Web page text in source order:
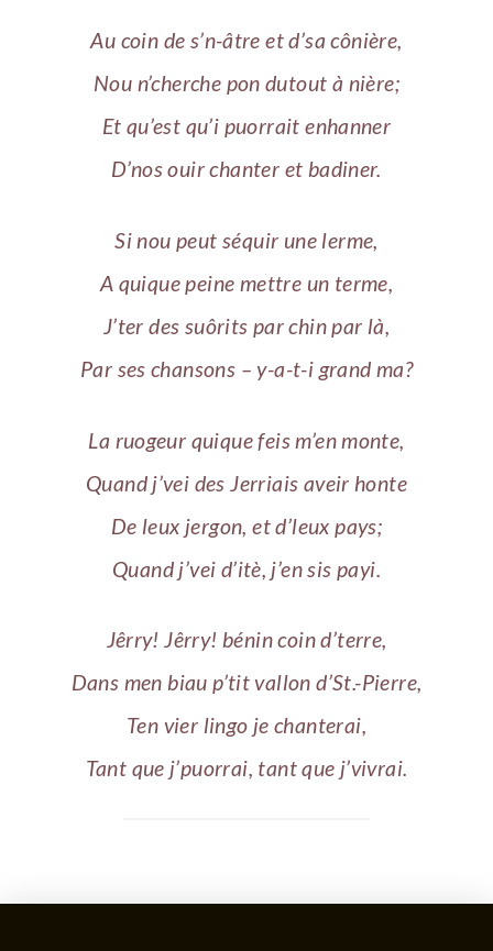
Au coin de s’n-âtre et d’sa cônière,
Nou n’cherche pon dutout à nière;
Et qu’est qu’i puorrait enhanner
D’nos ouir chanter et badiner.
Si nou peut séquir une lerme,
A quique peine mettre un terme,
J’ter des suôrits par chin par là,
Par ses chansons – y-a-t-i grand ma?
La ruogeur quique feis m’en monte,
Quand j’vei des Jerriais aveir honte
De leux jergon, et d’leux pays;
Quand j’vei d’itè, j’en sis payi.
Jêrry! Jêrry! bénin coin d’terre,
Dans men biau p’tit vallon d’St.-Pierre,
Ten vier lingo je chanterai,
Tant que j’puorrai, tant que j’vivrai.